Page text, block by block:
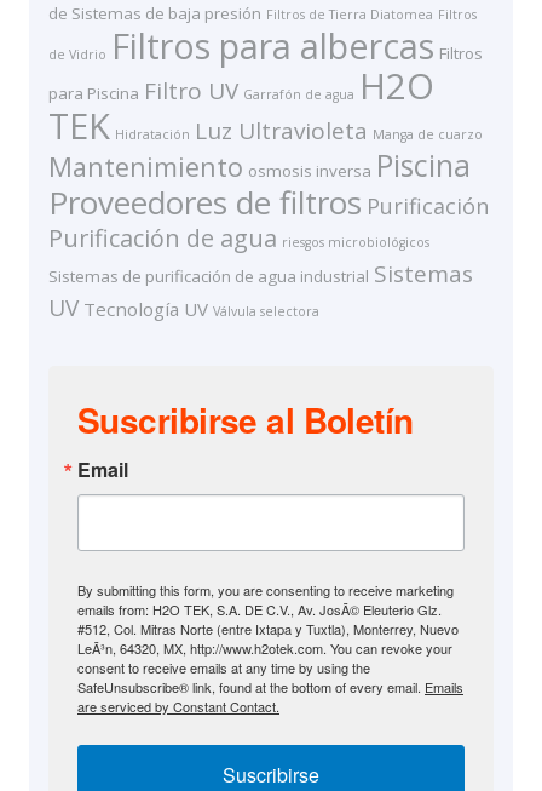
de Sistemas de baja presión Filtros de Tierra Diatomea Filtros
de Vidrio Filtros para albercas Filtros
para Piscina Filtro UV Garrafón de agua H2O
TEK Hidratación Luz Ultravioleta Manga de cuarzo
Mantenimiento osmosis inversa Piscina
Proveedores de filtros Purificación
Purificación de agua riesgos microbiológicos
Sistemas de purificación de agua industrial Sistemas
UV Tecnología UV Válvula selectora
Suscribirse al Boletín
Email
By submitting this form, you are consenting to receive marketing
emails from: H2O TEK, S.A. DE C.V., Av. JosÃ© Eleuterio Glz.
#512, Col. Mitras Norte (entre Ixtapa y Tuxtla), Monterrey, Nuevo
LeÃ³n, 64320, MX, http://www.h2otek.com. You can revoke your
consent to receive emails at any time by using the
SafeUnsubscribe® link, found at the bottom of every email. Emails
are serviced by Constant Contact.
Suscribirse